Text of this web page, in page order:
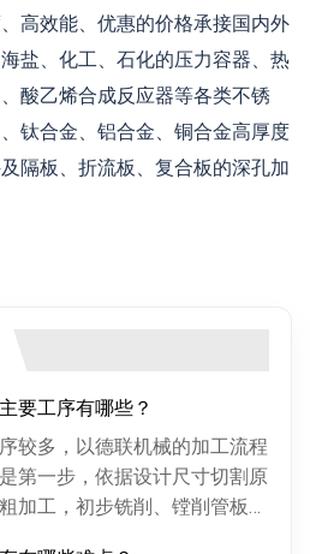
高效能、优惠的价格承接国内外
盐、化工、石化的压力容器、热
酸乙烯合成反应器等各类不锈
钛合金、铝合金、铜合金高厚度
隔板、折流板、复合板的深孔加
要工序有哪些？
较多，以德联机械的加工流程
第一步，依据设计尺寸切割原
加工，初步铣削、镗削管板各